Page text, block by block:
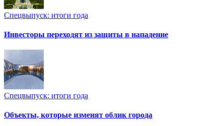
Спецвыпуск: итоги года
Инвесторы переходят из защиты в нападение
Спецвыпуск: итоги года
Объекты, которые изменят облик города